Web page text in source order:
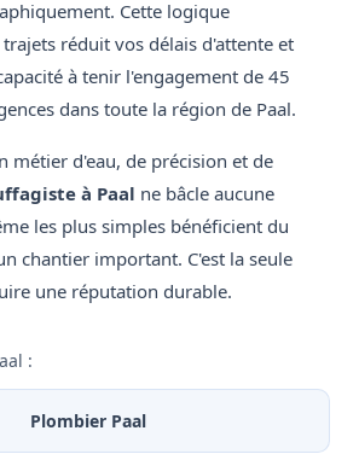
Cette logique
réduit vos délais d'attente et
à tenir l'engagement de 45
dans toute la région de Paal.
métier d'eau, de précision et de
à Paal ne bâcle aucune
les plus simples bénéficient du
chantier important. C'est la seule
une réputation durable.
:
Plombier Paal